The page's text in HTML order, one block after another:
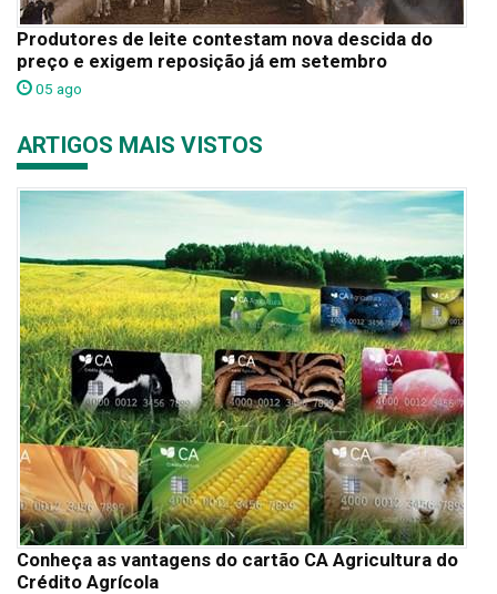
Produtores de leite contestam nova descida do
preço e exigem reposição já em setembro
05 ago
ARTIGOS MAIS VISTOS
Conheça as vantagens do cartão CA Agricultura do
Crédito Agrícola